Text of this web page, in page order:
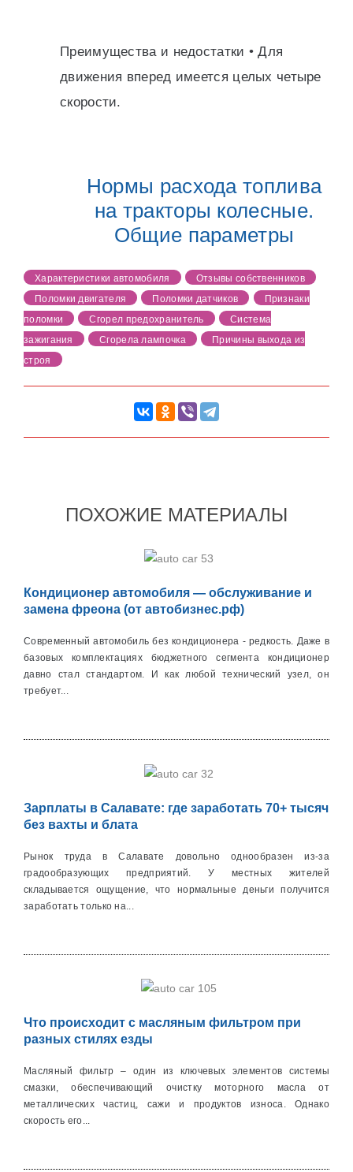
Преимущества и недостатки • Для
движения вперед имеется целых четыре
скорости.
Нормы расхода топлива
на тракторы колесные.
Общие параметры
Характеристики автомобиля
Отзывы собственников
Поломки двигателя
Поломки датчиков
Признаки
поломки
Сгорел предохранитель
Система
зажигания
Сгорела лампочка
Причины выхода из
строя
ПОХОЖИЕ МАТЕРИАЛЫ
Кондиционер автомобиля — обслуживание и
замена фреона (от автобизнес.рф)
Современный автомобиль без кондиционера - редкость. Даже в
базовых комплектациях бюджетного сегмента кондиционер
давно стал стандартом. И как любой технический узел, он
требует...
Зарплаты в Салавате: где заработать 70+ тысяч
без вахты и блата
Рынок труда в Салавате довольно однообразен из-за
градообразующих предприятий. У местных жителей
складывается ощущение, что нормальные деньги получится
заработать только на...
Что происходит с масляным фильтром при
разных стилях езды
Масляный фильтр – один из ключевых элементов системы
смазки, обеспечивающий очистку моторного масла от
металличеcких частиц, сажи и продуктов износа. Однако
скорость его...